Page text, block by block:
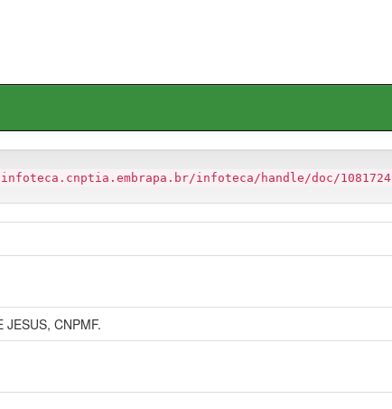
infoteca/handle/doc/1081724
JESUS, CNPMF.